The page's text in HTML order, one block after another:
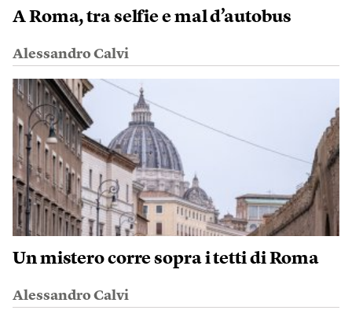
A Roma, tra selfie e mal d’autobus
Alessandro Calvi
Un mistero corre sopra i tetti di Roma
Alessandro Calvi